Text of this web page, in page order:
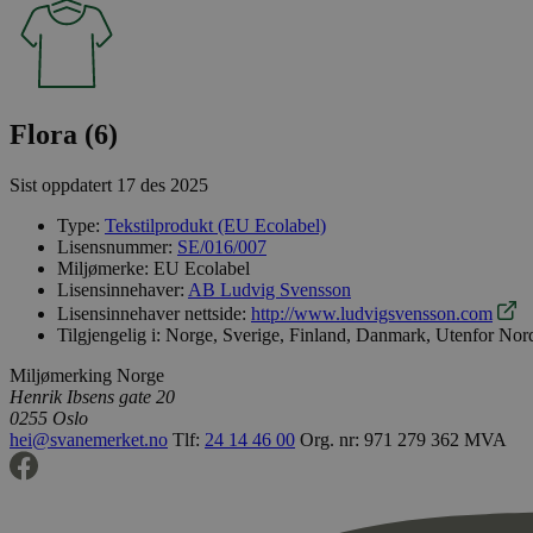
Flora (6)
Sist oppdatert 17 des 2025
Type: Tekstilprodukt (EU Ecolabel)
Lisensnummer: SE/016/007
Miljømerke: EU Ecolabel
Lisensinnehaver: AB Ludvig Svensson
Lisensinnehaver nettside: http://www.ludvigsvensson.com
Tilgjengelig i: Norge, Sverige, Finland, Danmark, Utenfor
Miljømerking Norge
Henrik Ibsens gate 20
0255 Oslo
hei@svanemerket.no Tlf: 24 14 46 00 Org. nr: 971 279 362 MVA